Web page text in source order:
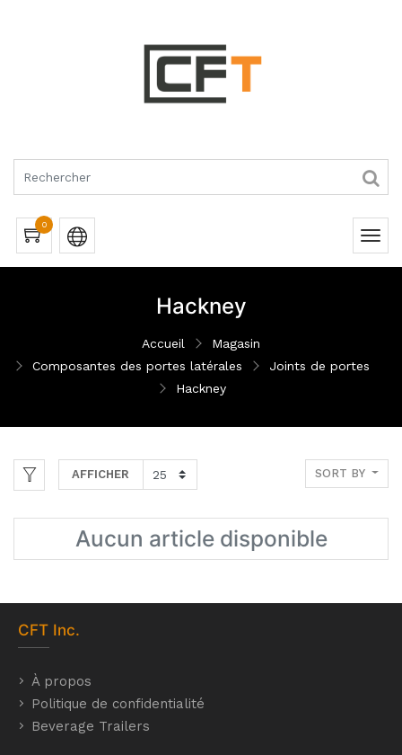
0
Hackney
Accueil
Magasin
Composantes des portes latérales
Joints de portes
Hackney
AFFICHER SORT BY
Aucun article disponible
CFT Inc.
À propos
Politique de confidentialité
Beverage Trailers